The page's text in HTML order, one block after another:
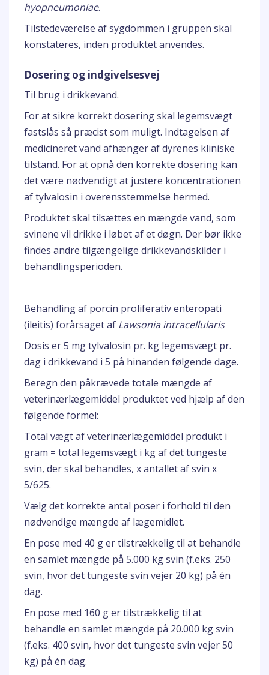
hyopneumoniae.
Tilstedeværelse af sygdommen i gruppen skal
konstateres, inden produktet anvendes.
Dosering og indgivelsesvej
Til brug i drikkevand.
For at sikre korrekt dosering skal legemsvægt
fastslås så præcist som muligt. Indtagelsen af
medicineret vand afhænger af dyrenes kliniske
tilstand. For at opnå den korrekte dosering kan
det være nødvendigt at justere koncentrationen
af tylvalosin i overensstemmelse hermed.
Produktet skal tilsættes en mængde vand, som
svinene vil drikke i løbet af et døgn. Der bør ikke
findes andre tilgængelige drikkevandskilder i
behandlingsperioden.
Behandling af porcin proliferativ enteropati
(ileitis) forårsaget af Lawsonia intracellularis
Dosis er 5 mg tylvalosin pr. kg legemsvægt pr.
dag i drikkevand i 5 på hinanden følgende dage.
Beregn den påkrævede totale mængde af
veterinærlægemiddel produktet ved hjælp af den
følgende formel:
Total vægt af veterinærlægemiddel produkt i
gram = total legemsvægt i kg af det tungeste
svin, der skal behandles, x antallet af svin x
5/625.
Vælg det korrekte antal poser i forhold til den
nødvendige mængde af lægemidlet.
En pose med 40 g er tilstrækkelig til at behandle
en samlet mængde på 5.000 kg svin (f.eks. 250
svin, hvor det tungeste svin vejer 20 kg) på én
dag.
En pose med 160 g er tilstrækkelig til at
behandle en samlet mængde på 20.000 kg svin
(f.eks. 400 svin, hvor det tungeste svin vejer 50
kg) på én dag.